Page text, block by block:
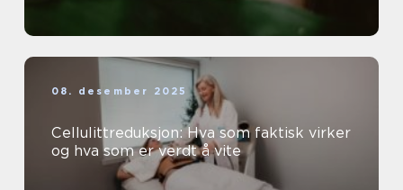
08. desember 2025
Cellulittreduksjon: Hva som faktisk virker
og hva som er verdt å vite